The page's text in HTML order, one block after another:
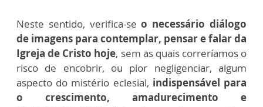
Neste sentido, verifica-seo necessário diálogo
de imagens para contemplar, pensar e falar da
Igreja de Cristo hoje, sem as quais correríamos o
risco de encobrir, ou pior negligenciar, algum
aspecto do mistério eclesial, indispensável para
o crescimento, amadurecimento e